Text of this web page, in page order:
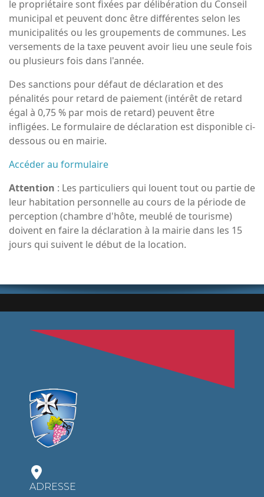
le propriétaire sont fixées par délibération du Conseil
municipal et peuvent donc être différentes selon les
municipalités ou les groupements de communes. Les
versements de la taxe peuvent avoir lieu une seule fois
ou plusieurs fois dans l'année.
Des sanctions pour défaut de déclaration et des
pénalités pour retard de paiement (intérêt de retard
égal à 0,75 % par mois de retard) peuvent être
infligées. Le formulaire de déclaration est disponible ci-
dessous ou en mairie.
Accéder au formulaire
Attention : Les particuliers qui louent tout ou partie de
leur habitation personnelle au cours de la période de
perception (chambre d'hôte, meublé de tourisme)
doivent en faire la déclaration à la mairie dans les 15
jours qui suivent le début de la location.
ADRESSE